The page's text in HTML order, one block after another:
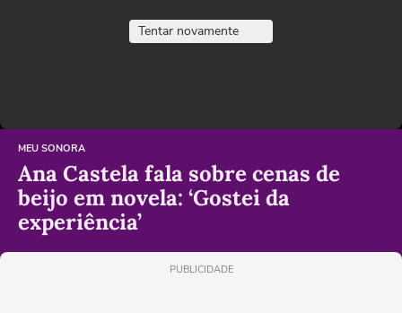
Tentar novamente
MEU SONORA
Ana Castela fala sobre cenas de
beijo em novela: ‘Gostei da
experiência’
PUBLICIDADE